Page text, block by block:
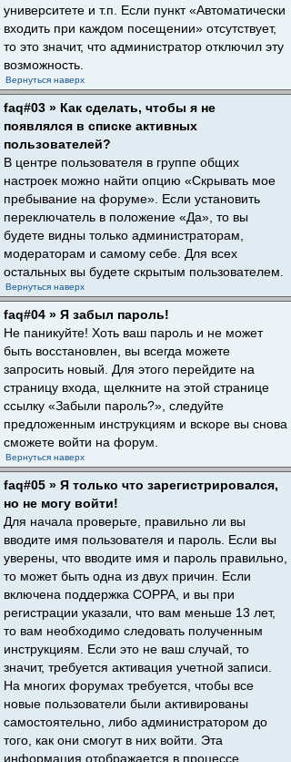
университете и т.п. Если пункт «Автоматически
входить при каждом посещении» отсутствует,
то это значит, что администратор отключил эту
возможность.
Вернуться наверх
faq#03 » Как сделать, чтобы я не
появлялся в списке активных
пользователей?
В центре пользователя в группе общих
настроек можно найти опцию «Скрывать мое
пребывание на форуме». Если установить
переключатель в положение «Да», то вы
будете видны только администраторам,
модераторам и самому себе. Для всех
остальных вы будете скрытым пользователем.
Вернуться наверх
faq#04 » Я забыл пароль!
Не паникуйте! Хоть ваш пароль и не может
быть восстановлен, вы всегда можете
запросить новый. Для этого перейдите на
страницу входа, щелкните на этой странице
ссылку «Забыли пароль?», следуйте
предложенным инструкциям и вскоре вы снова
сможете войти на форум.
Вернуться наверх
faq#05 » Я только что зарегистрировался,
но не могу войти!
Для начала проверьте, правильно ли вы
вводите имя пользователя и пароль. Если вы
уверены, что вводите имя и пароль правильно,
то может быть одна из двух причин. Если
включена поддержка COPPA, и вы при
регистрации указали, что вам меньше 13 лет,
то вам необходимо следовать полученным
инструкциям. Если это не ваш случай, то
значит, требуется активация учетной записи.
На многих форумах требуется, чтобы все
новые пользователи были активированы
самостоятельно, либо администратором до
того, как они смогут в них войти. Эта
информация отображается в процессе